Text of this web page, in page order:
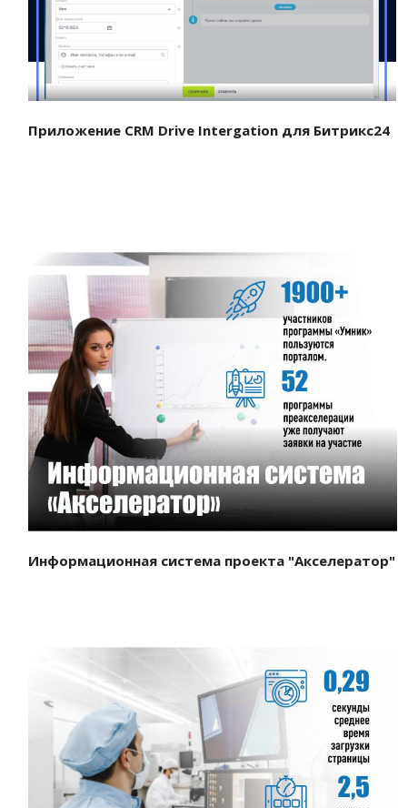
Приложение CRM Drive Intergation для Битрикс24
Смотреть проект
Информационная система проекта "Акселератор"
Смотреть проект